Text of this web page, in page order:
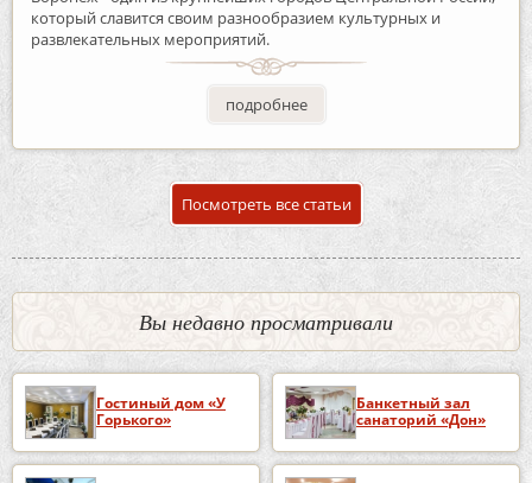
который славится своим разнообразием культурных и
развлекательных мероприятий.
подробнее
Посмотреть все статьи
Вы недавно просматривали
Гостиный дом «У
Горького»
Банкетный зал
санаторий «Дон»